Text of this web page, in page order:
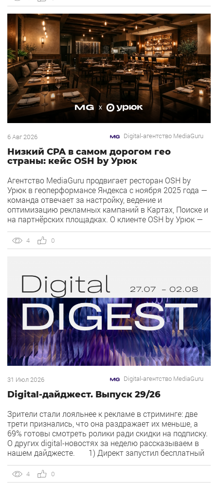
геоперформансе […]
6 Авг 2026 Digital-агентство MediaGuru
Низкий CPA в самом дорогом гео
страны: кейс OSH by Урюк
Агентство MediaGuru продвигает ресторан OSH by
Урюк в геоперформансе Яндекса с ноября 2025 года —
команда отвечает за настройку, ведение и
оптимизацию рекламных кампаний в Картах, Поиске и
на партнёрских площадках. О клиенте OSH by Урюк —
объединивший концепцию дубайского OSH с сетью
«Урюк». Концепт строится […]
4 0
31 Июл 2026 Digital-агентство MediaGuru
Digital-дайджест. Выпуск 29/26
Зрители стали лояльнее к рекламе в стриминге: две
трети признались, что она раздражает их меньше, а
69% готовы смотреть ролики ради скидки на подписку.
О других digital-новостях за неделю рассказываем в
нашем дайджесте. 1) Директ запустил бесплатный
встроенный динамический коллтрекинг — без доплат и
интеграций со сторонними сервисами. […]
4 0